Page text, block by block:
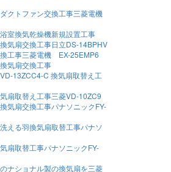
クトファン交換工事三菱電機
室換気乾燥機新規設置工事
気扇交換工事日立DS-14BPHV
工事三菱電機 EX-25EMP6
気扇交換工事
13ZCC4-C 換気扇取替え工
扇取替え工事三菱VD-10ZC9
気扇交換工事パナソニックFY-
える羽換気扇取替工事パナソ
扇取替工事パナソニックFY-
ナショナル製の換気扇を三菱